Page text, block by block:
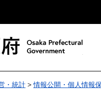
・統計 >情報公開・個人情報